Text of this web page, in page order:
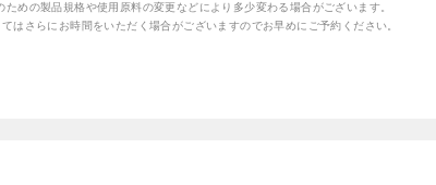
めの製品規格や使用原料の変更などにより多少変わる場合がございます。
はさらにお時間をいただく場合がございますのでお早めにご予約ください。